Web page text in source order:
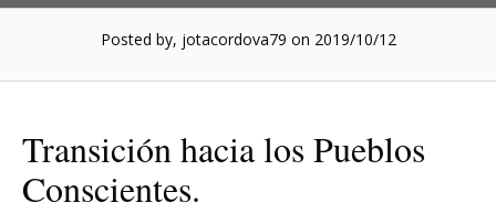
Posted by, jotacordova79 on 2019/10/12
Transición hacia los Pueblos
Conscientes.